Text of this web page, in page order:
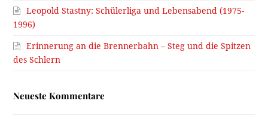
Leopold Stastny: Schülerliga und Lebensabend (1975-
1996)
Erinnerung an die Brennerbahn – Steg und die Spitzen
des Schlern
Neueste Kommentare